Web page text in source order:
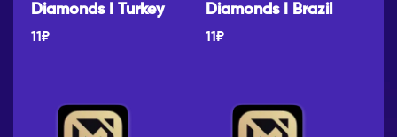
Diamonds I Turkey
11₽
Diamonds I Brazil
11₽